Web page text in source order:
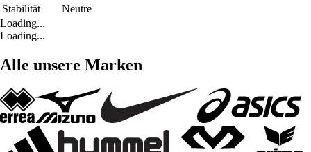
Stabilität
Neutre
Loading...
Loading...
Alle unsere Marken